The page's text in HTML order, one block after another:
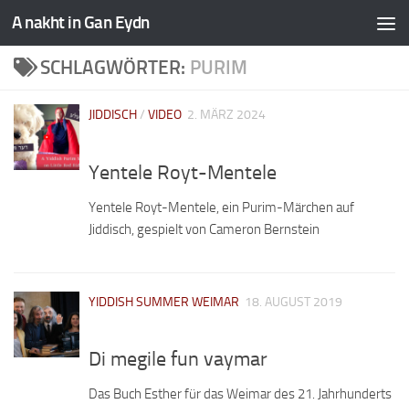
A nakht in Gan Eydn
SCHLAGWÖRTER: PURIM
JIDDISCH/ VIDEO 2. MÄRZ 2024
Yentele Royt-Mentele
Yentele Royt-Mentele, ein Purim-Märchen auf
Jiddisch, gespielt von Cameron Bernstein
YIDDISH SUMMER WEIMAR 18. AUGUST 2019
Di megile fun vaymar
Das Buch Esther für das Weimar des 21. Jahrhunderts